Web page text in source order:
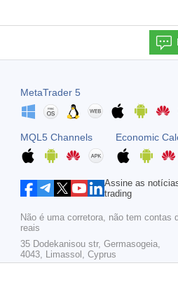
MetaTrader 5
MQL5 Channels Economic
Assine as
trading
Não é uma corretora, não tem contas
reais
35 Dodekanisou str, Germasogeia,
4043, Limassol, Cyprus